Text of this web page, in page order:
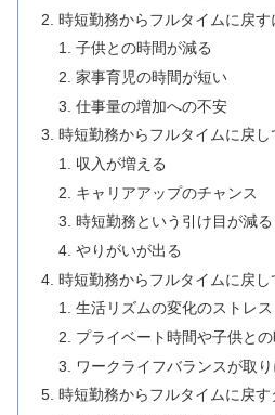
時短勤務からフルタイムに戻す
子供との時間が減る
家事育児の時間が短い
仕事量の増加への不安
時短勤務からフルタイムに戻し
収入が増える
キャリアアップのチャンス
時短勤務という引け目が減る
やりがいが出る
時短勤務からフルタイムに戻し
生活リズムの変化のストレ
プライベート時間や子供と
ワークライフバランスが取
時短勤務からフルタイムに戻